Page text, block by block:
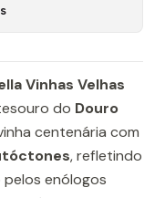
Vinhas Velhas
do Douro
centenária com
, refletindo
pelos enólogos